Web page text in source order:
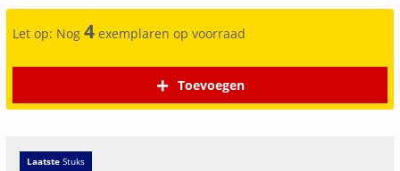
Let op: Nog 4 exemplaren op voorraad
Toevoegen
Laatste Stuks